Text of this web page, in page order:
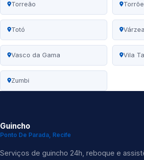
Torreão
Totó Várzea
Vasco da Gama Vila
Zumbi
Guincho
Ponto De Parada, Recife
Serviços de guincho 24h, reboque e